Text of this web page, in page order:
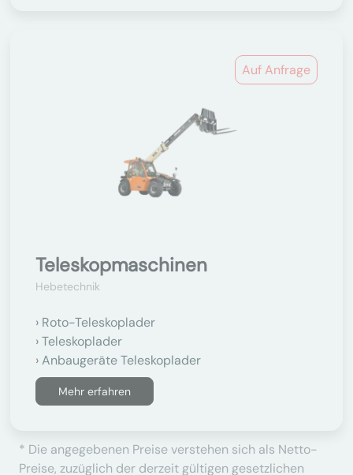
Auf Anfrage
Teleskopmaschinen
Hebetechnik
Roto-Teleskoplader
Teleskoplader
Anbaugeräte Teleskoplader
Mehr erfahren
* Die angegebenen Preise verstehen sich als Netto-
Preise, zuzüglich der derzeit gültigen gesetzlichen